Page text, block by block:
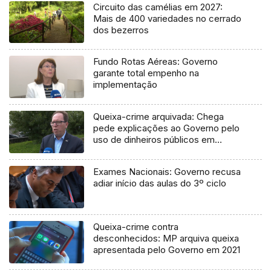
Circuito das camélias em 2027:
Mais de 400 variedades no cerrado
dos bezerros
Fundo Rotas Aéreas: Governo
garante total empenho na
implementação
Queixa-crime arquivada: Chega
pede explicações ao Governo pelo
uso de dinheiros públicos em
Exames Nacionais: Governo recusa
adiar início das aulas do 3º ciclo
Queixa-crime contra
desconhecidos: MP arquiva queixa
apresentada pelo Governo em 2021